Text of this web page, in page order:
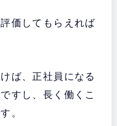
価してもらえれば
ば、正社員になる
すし、長く働くこ
。